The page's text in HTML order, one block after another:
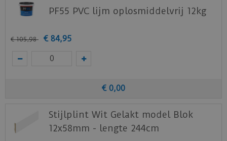
ownload
hierde leg instructie.
Benieuwd hoe deze nieuwe vloer eruit ziet bij je
een staal op van deze vloer bij Quick-
PF55 PVC lijm oplosmiddelvrij 12kg
€ 105,98 € 84,95
€ 0,00
Stijlplint Wit Gelakt model Blok
12x58mm - lengte 244cm